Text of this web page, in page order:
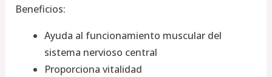
Beneficios:
Ayuda al funcionamiento muscular del
sistema nervioso central
Proporciona vitalidad